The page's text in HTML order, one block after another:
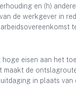
en (h)
de werkgever in
eisen aan het
maakt de
in plaats van